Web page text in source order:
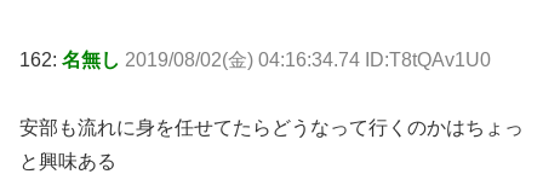
162: 名無し 2019/08/02(金) 04:16:34.74 ID:T8tQAv1U0
安部も流れに身を任せてたらどうなって行くのかはちょっ
と興味ある